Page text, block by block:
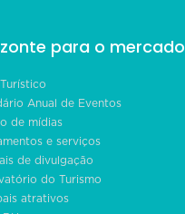
para o mercado
Anual de Eventos
de mídias
e serviços
de divulgação
do Turismo
atrativos